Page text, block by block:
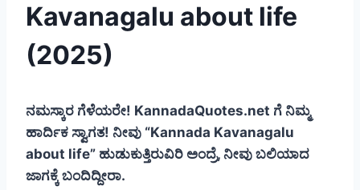
Kavanagalu about life
(2025)
ನಮಸ್ಕಾರ ಗೆಳೆಯರೇ! KannadaQuotes.net ಗೆ ನಿಮ್ಮ
ಹಾರ್ದಿಕ ಸ್ವಾಗತ! ನೀವು “Kannada Kavanagalu
about life” ಹುಡುಕುತ್ತಿರುವಿರಿ ಅಂದ್ರೆ, ನೀವು ಬಲಿಯಾದ
ಜಾಗಕ್ಕೆ ಬಂದಿದ್ದೀರಾ.